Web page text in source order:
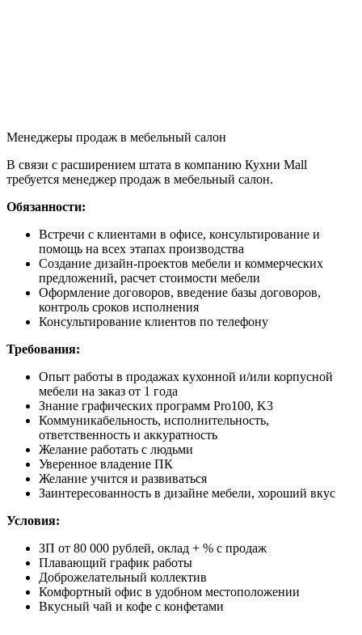
Менеджеры продаж в мебельный салон
В связи с расширением штата в компанию Кухни Mall
требуется менеджер продаж в мебельный салон.
Обязанности:
Встречи с клиентами в офисе, консультирование и
помощь на всех этапах производства
Создание дизайн-проектов мебели и коммерческих
предложений, расчет стоимости мебели
Оформление договоров, введение базы договоров,
контроль сроков исполнения
Консультирование клиентов по телефону
Требования:
Опыт работы в продажах кухонной и/или корпусной
мебели на заказ от 1 года
Знание графических программ Pro100, K3
Коммуникабельность, исполнительность,
ответственность и аккуратность
Желание работать с людьми
Уверенное владение ПК
Желание учится и развиваться
Заинтересованность в дизайне мебели, хороший вкус
Условия:
ЗП от 80 000 рублей, оклад + % с продаж
Плавающий график работы
Доброжелательный коллектив
Комфортный офис в удобном местоположении
Вкусный чай и кофе с конфетами